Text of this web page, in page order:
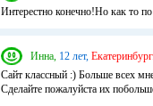
Интерестно конечно!Но как то
Инна, 12 лет, Екатеринбург.
Сайт классный :) Больше всех
Сделайте пожалуйста их